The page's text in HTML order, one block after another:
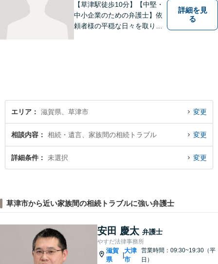
【草津駅徒歩10分】【中堅・
中小企業のための弁護士】依
頼者様の平穏な日々を取り戻
詳細を見
る
エリア 滋賀県、草津市 変更
相談内容 相続・遺言、家族間の相続トラブル 変更
詳細条件 未選択 変更
草津市から近い家族間の相続トラブルに強い弁護士
安田 慶太 弁護士
やすだ法律事務所
滋賀
県
|
大津
市
営業時間：09:30~19:30（平
日）